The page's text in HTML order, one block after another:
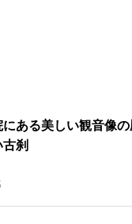
ある美しい観音像
刹